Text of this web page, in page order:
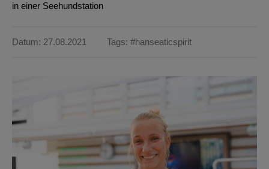
in einer Seehundstation
Datum: 27.08.2021 Tags: #hanseaticspirit